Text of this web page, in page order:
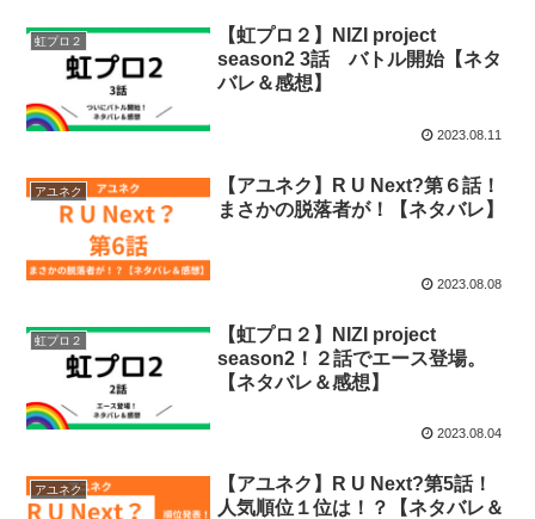
虹プロ２
【虹プロ２】NIZI project
season2 3話 バトル開始【ネタ
バレ＆感想】
2023.08.11
アユネク
【アユネク】R U Next?第６話！
まさかの脱落者が！【ネタバレ】
2023.08.08
虹プロ２
【虹プロ２】NIZI project
season2！２話でエース登場。
【ネタバレ＆感想】
2023.08.04
アユネク
【アユネク】R U Next?第5話！
人気順位１位は！？【ネタバレ＆